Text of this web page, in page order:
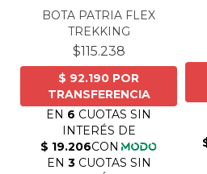
BOTA PATRIA FLEX
TREKKING
$115.238